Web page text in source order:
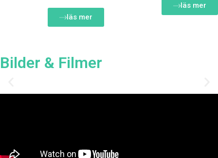
läs mer
läs mer
Bilder & Filmer